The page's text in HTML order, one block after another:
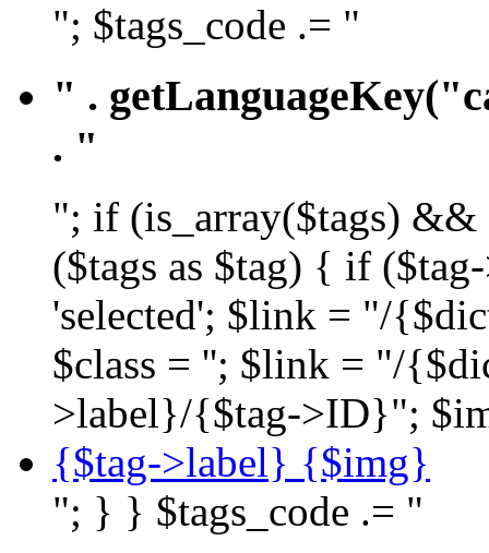
"; $tags_code .= "
" .
. "
"; if (is_array($tags) &&
($tags as $tag) { if
'selected'; $link = "/
$class = ''; $link = "/
>label}/{$tag->ID}";
{$tag->label} {$img}
"; } } $tags_code .= "